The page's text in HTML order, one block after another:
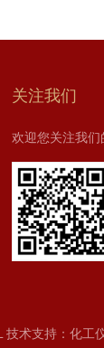
关注我们
欢迎您关注我们
技术支持： 化工